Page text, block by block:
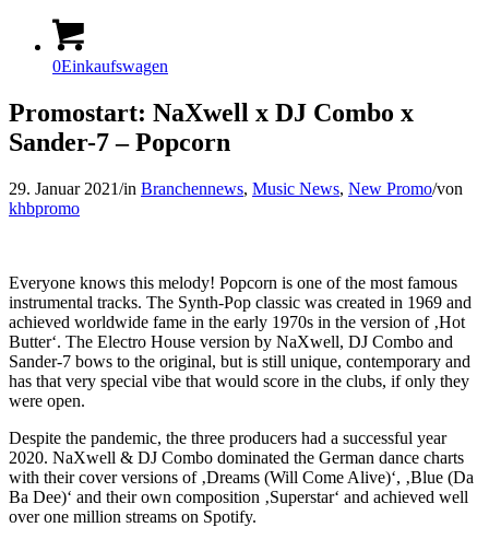
0Einkaufswagen
Promostart: NaXwell x DJ Combo x
Sander-7 – Popcorn
29. Januar 2021/in Branchennews, Music News, New Promo/von
khbpromo
Everyone knows this melody! Popcorn is one of the most famous
instrumental tracks. The Synth-Pop classic was created in 1969 and
achieved worldwide fame in the early 1970s in the version of ‚Hot
Butter‘. The Electro House version by NaXwell, DJ Combo and
Sander-7 bows to the original, but is still unique, contemporary and
has that very special vibe that would score in the clubs, if only they
were open.
Despite the pandemic, the three producers had a successful year
2020. NaXwell & DJ Combo dominated the German dance charts
with their cover versions of ‚Dreams (Will Come Alive)‘, ‚Blue (Da
Ba Dee)‘ and their own composition ‚Superstar‘ and achieved well
over one million streams on Spotify.